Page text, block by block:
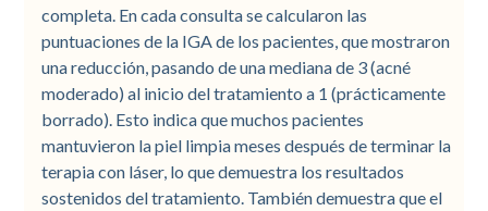
completa. En cada consulta se calcularon las
puntuaciones de la IGA de los pacientes, que mostraron
una reducción, pasando de una mediana de 3 (acné
moderado) al inicio del tratamiento a 1 (prácticamente
borrado). Esto indica que muchos pacientes
mantuvieron la piel limpia meses después de terminar la
terapia con láser, lo que demuestra los resultados
sostenidos del tratamiento. También demuestra que el